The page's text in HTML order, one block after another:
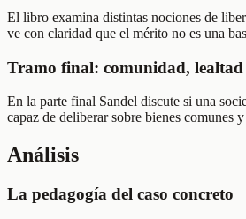
El libro examina distintas nociones de
ve con claridad que el mérito no es una
Tramo final: comunidad,
En la parte final Sandel discute si una
capaz de deliberar sobre bienes comunes
Análisis
La pedagogía del caso concreto